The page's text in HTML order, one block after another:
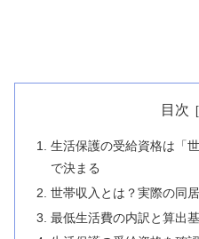
目次
生活保護の受給資格は「
で決まる
世帯収入とは？実際の同
最低生活費の内訳と算出